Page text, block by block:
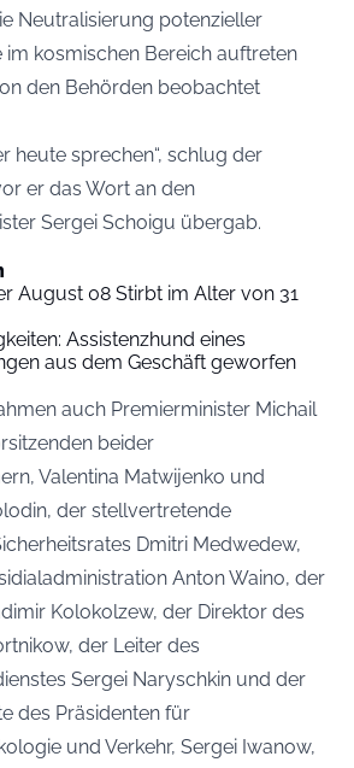
Neutralisierung potenzieller
im kosmischen Bereich auftreten
den Behörden beobachtet
heute sprechen“, schlug der
er das Wort an den
Sergei Schoigu übergab.
August 08 Stirbt im Alter von 31
Assistenzhund eines
aus dem Geschäft geworfen
auch Premierminister Michail
beider
Valentina Matwijenko und
der stellvertretende
Dmitri Medwedew,
Anton Waino, der
Kolokolzew, der Direktor des
der Leiter des
Sergei Naryschkin und der
des Präsidenten für
und Verkehr, Sergei Iwanow,